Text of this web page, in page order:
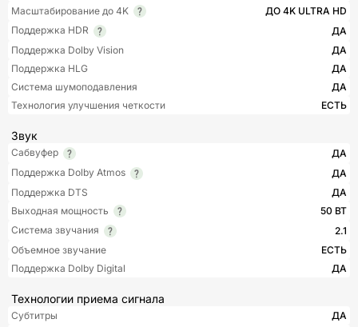
Масштабирование до 4K
ДО 4K ULTRA HD
Поддержка HDR
ДА
Поддержка Dolby Vision
ДА
Поддержка HLG
ДА
Система шумоподавления
ДА
Технология улучшения четкости
ЕСТЬ
Звук
Сабвуфер
ДА
Поддержка Dolby Atmos
ДА
Поддержка DTS
ДА
Выходная мощность
50 ВТ
Система звучания
2.1
Объемное звучание
ЕСТЬ
Поддержка Dolby Digital
ДА
Технологии приема сигнала
Субтитры
ДА